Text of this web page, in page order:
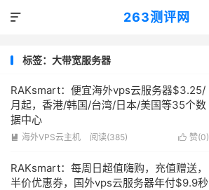
263测评网

标签：大带宽服务器
RAKsmart：便宜海外vps云服务器$3.25/
月起，香港/韩国/台湾/日本/美国等35个数
据中心
 赞(0)
 海外VPS云主机 阅读(385)
RAKsmart：每周日超值嗨购，充值赠送，
半价优惠券，国外vps云服务器年付$9.9秒